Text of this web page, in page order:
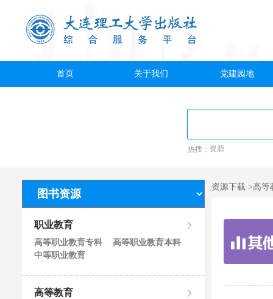
首页 关于我们 党建园地
热搜： 资源
职业教育
高等职业教育专科
高等职业教育本科
中等职业教育
高等教育
资源下载 >高等